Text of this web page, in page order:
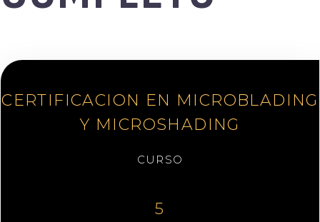
CERTIFICACION EN MICROBLADING
Y MICROSHADING
CURSO
5